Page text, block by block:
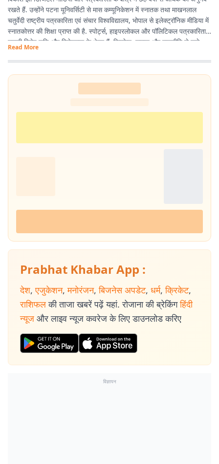
रखते हैं. उन्होंने पटना यूनिवर्सिटी से मास कम्यूनिकेशन में स्नातक तथा माखनलाल
चतुर्वेदी राष्ट्रीय पत्रकारिता एवं संचार विश्वविद्यालय, भोपाल से इलेक्ट्रॉनिक मीडिया में
स्नातकोत्तर की शिक्षा प्राप्त की है. स्पोर्ट्स, हाइपरलोकल और पॉलिटिकल पत्रकारिता
उनकी विशेष रुचि और विशेषज्ञता के क्षेत्र हैं. क्रिकेट, समाज और राजनीति से जुड़े
विषयों पर उनकी विशेष पकड़ है. वे तथ्य आधारित, प्रभावशाली और पाठक-केंद्रित
कंटेंट तैयार करने में रुचि रखते हैं.
Read More
Prabhat Khabar App :
देश, एजुकेशन, मनोरंजन, बिजनेस अपडेट, धर्म, क्रिकेट,
राशिफल की ताजा खबरें पढ़ें यहां. रोजाना की ब्रेकिंग हिंदी
न्यूज और लाइव न्यूज कवरेज के लिए डाउनलोड करिए
विज्ञापन